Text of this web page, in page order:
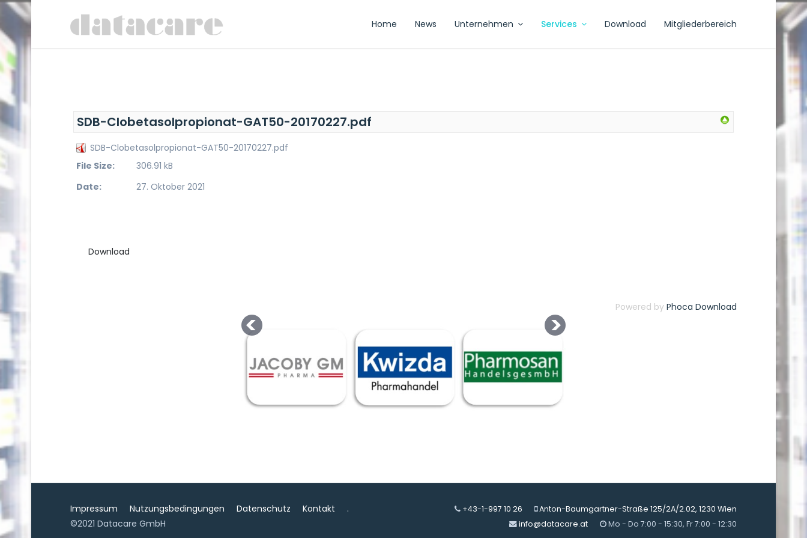
Home News Unternehmen Services Download Mitgliederbereich
SDB-Clobetasolpropionat-GAT50-20170227.pdf
SDB-Clobetasolpropionat-GAT50-20170227.pdf
File Size:
306.91 kB
Date:
27. Oktober 2021
Powered by Phoca Download
Impressum Nutzungsbedingungen Datenschutz Kontakt
.
©2021 Datacare GmbH
+43-1-997 10 26
Anton-Baumgartner-Straße 125/2A/2.02, 1230 Wien
info@datacare.at
Mo - Do 7:00 - 15:30, Fr 7:00 - 12:30